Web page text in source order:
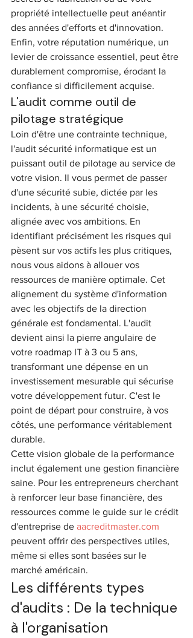
propriété intellectuelle peut anéantir
des années d'efforts et d'innovation.
Enfin, votre réputation numérique, un
levier de croissance essentiel, peut être
durablement compromise, érodant la
confiance si difficilement acquise.
L'audit comme outil de
pilotage stratégique
Loin d'être une contrainte technique,
l'audit sécurité informatique est un
puissant outil de pilotage au service de
votre vision. Il vous permet de passer
d'une sécurité subie, dictée par les
incidents, à une sécurité choisie,
alignée avec vos ambitions. En
identifiant précisément les risques qui
pèsent sur vos actifs les plus critiques,
nous vous aidons à allouer vos
ressources de manière optimale. Cet
alignement du système d'information
avec les objectifs de la direction
générale est fondamental. L'audit
devient ainsi la pierre angulaire de
votre roadmap IT à 3 ou 5 ans,
transformant une dépense en un
investissement mesurable qui sécurise
votre développement futur. C'est le
point de départ pour construire, à vos
côtés, une performance véritablement
durable.
Cette vision globale de la performance
inclut également une gestion financière
saine. Pour les entrepreneurs cherchant
à renforcer leur base financière, des
ressources comme le guide sur le crédit
d'entreprise de aacreditmaster.com
peuvent offrir des perspectives utiles,
même si elles sont basées sur le
marché américain.
Les différents types
d'audits : De la technique
à l'organisation